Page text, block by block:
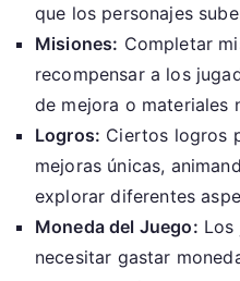
que los personajes
Misiones: Completar
recompensar a los
de mejora o materiales
Logros: Ciertos logros
mejoras únicas,
explorar diferentes
Moneda del Juego: Los
necesitar gastar